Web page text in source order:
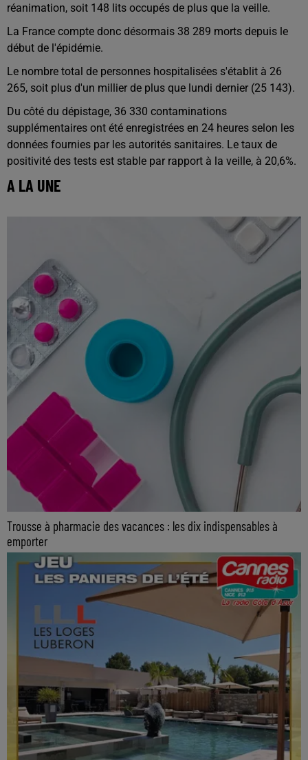
réanimation, soit 148 lits occupés de plus que la veille.
La France compte donc désormais 38 289 morts depuis le
début de l'épidémie.
Le nombre total de personnes hospitalisées s'établit à 26
265, soit plus d'un millier de plus que lundi dernier (25 143).
Du côté du dépistage, 36 330 contaminations
supplémentaires ont été enregistrées en 24 heures selon les
données fournies par les autorités sanitaires. Le taux de
positivité des tests est stable par rapport à la veille, à 20,6%.
A LA UNE
Trousse à pharmacie des vacances : les dix indispensables à
emporter